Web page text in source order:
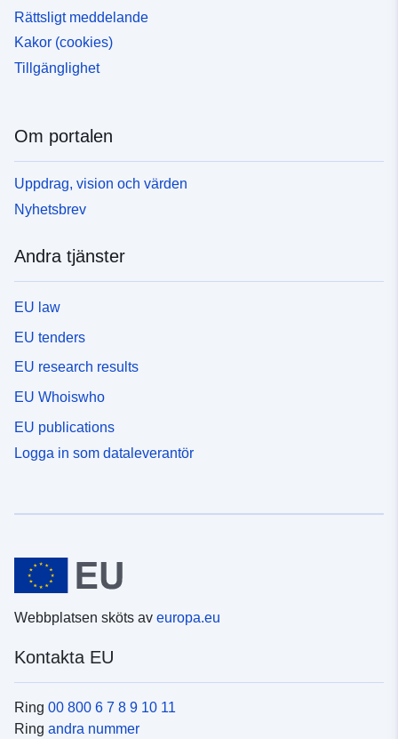
Rättsligt meddelande
Kakor (cookies)
Tillgänglighet
Om portalen
Uppdrag, vision och värden
Nyhetsbrev
Andra tjänster
EU law
EU tenders
EU research results
EU Whoiswho
EU publications
Logga in som dataleverantör
Webbplatsen sköts av europa.eu
Kontakta EU
Ring 00 800 6 7 8 9 10 11
Ring andra nummer